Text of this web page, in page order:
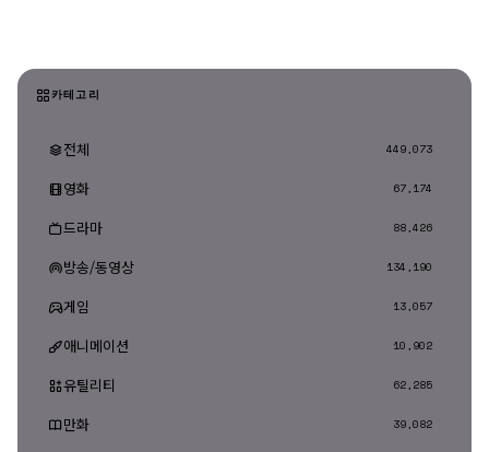
카테고리
전체 449,073
영화 67,174
드라마 88,426
방송/동영상 134,190
게임 13,057
애니메이션 10,902
유틸리티 62,285
만화 39,082